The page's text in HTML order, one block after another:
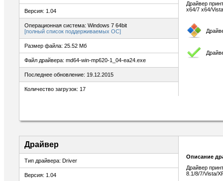
Версия: 1.04
Операционная система: Windows 7 64bit
[полный список поддерживаемых ОС]
Размер файла: 25.52 Мб
Файл драйвера: md64-win-mp620-1_04-ea24.exe
Последнее обновление: 19.12.2015
Количество загрузок: 17
Драйвер
x64/7 x64/
Драйвер
Тип драйвера: Driver
Версия: 1.04
Описание
Драйвер
8.1/8/7/Vista/